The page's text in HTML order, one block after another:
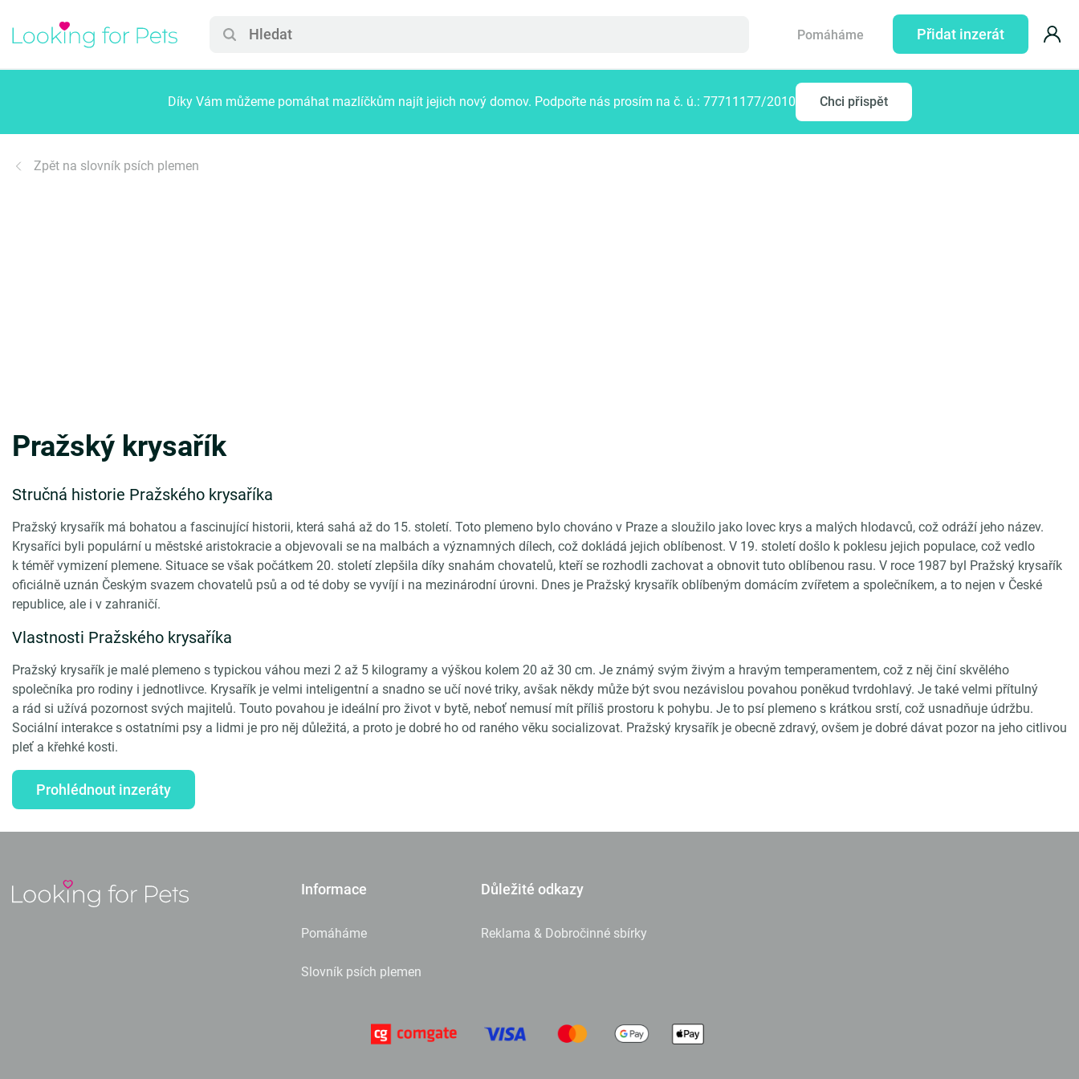
Pomáháme Přidat inzerát
Díky Vám můžeme pomáhat mazlíčkům najít jejich nový domov. Podpořte nás prosím na č. ú.: 77711177/2010 Chci přispět
Zpět na slovník psích plemen
Pražský krysařík
Stručná historie Pražského krysaříka
Pražský krysařík má bohatou a fascinující historii, která sahá až do 15. století. Toto plemeno bylo chováno v Praze a sloužilo jako lovec krys a malých hlodavců, což odráží jeho název.
Krysaříci byli populární u městské aristokracie a objevovali se na malbách a významných dílech, což dokládá jejich oblíbenost. V 19. století došlo k poklesu jejich populace, což vedlo
k téměř vymizení plemene. Situace se však počátkem 20. století zlepšila díky snahám chovatelů, kteří se rozhodli zachovat a obnovit tuto oblíbenou rasu. V roce 1987 byl Pražský krysařík
oficiálně uznán Českým svazem chovatelů psů a od té doby se vyvíjí i na mezinárodní úrovni. Dnes je Pražský krysařík oblíbeným domácím zvířetem a společníkem, a to nejen v České
republice, ale i v zahraničí.
Vlastnosti Pražského krysaříka
Pražský krysařík je malé plemeno s typickou váhou mezi 2 až 5 kilogramy a výškou kolem 20 až 30 cm. Je známý svým živým a hravým temperamentem, což z něj činí skvělého
společníka pro rodiny i jednotlivce. Krysařík je velmi inteligentní a snadno se učí nové triky, avšak někdy může být svou nezávislou povahou poněkud tvrdohlavý. Je také velmi přítulný
a rád si užívá pozornost svých majitelů. Touto povahou je ideální pro život v bytě, neboť nemusí mít příliš prostoru k pohybu. Je to psí plemeno s krátkou srstí, což usnadňuje údržbu.
Sociální interakce s ostatními psy a lidmi je pro něj důležitá, a proto je dobré ho od raného věku socializovat. Pražský krysařík je obecně zdravý, ovšem je dobré dávat pozor na jeho citlivou
pleť a křehké kosti.
Prohlédnout inzeráty
Informace
Pomáháme
Slovník psích plemen
Důležité odkazy
Reklama & Dobročinné sbírky